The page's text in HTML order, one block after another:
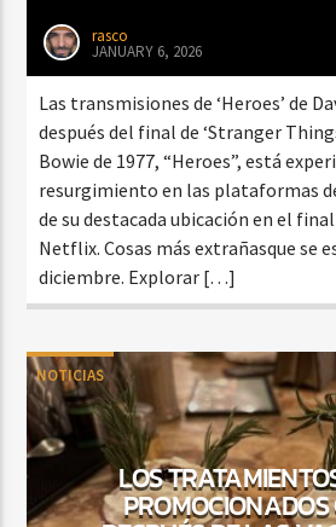
rasco
JANUARY 6, 2026
Las transmisiones de ‘Heroes’ de
después del final de ‘Stranger
Bowie de 1977, “Heroes”, está
resurgimiento en las plataformas
de su destacada ubicación en el
Netflix. Cosas más extrañasque se
diciembre. Explorar […]
NOTICIAS
LOS